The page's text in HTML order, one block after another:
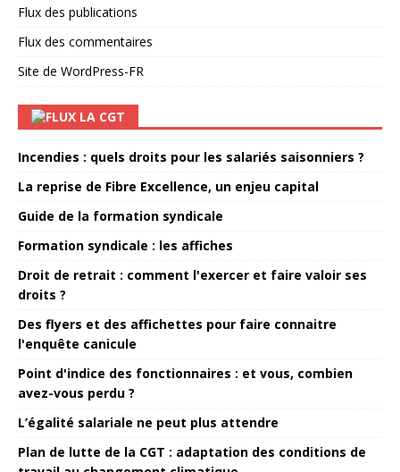
Flux des publications
Flux des commentaires
Site de WordPress-FR
LA CGT
Incendies : quels droits pour les salariés saisonniers ?
La reprise de Fibre Excellence, un enjeu capital
Guide de la formation syndicale
Formation syndicale : les affiches
Droit de retrait : comment l'exercer et faire valoir ses
droits ?
Des flyers et des affichettes pour faire connaitre
l'enquête canicule
Point d'indice des fonctionnaires : et vous, combien
avez-vous perdu ?
L’égalité salariale ne peut plus attendre
Plan de lutte de la CGT : adaptation des conditions de